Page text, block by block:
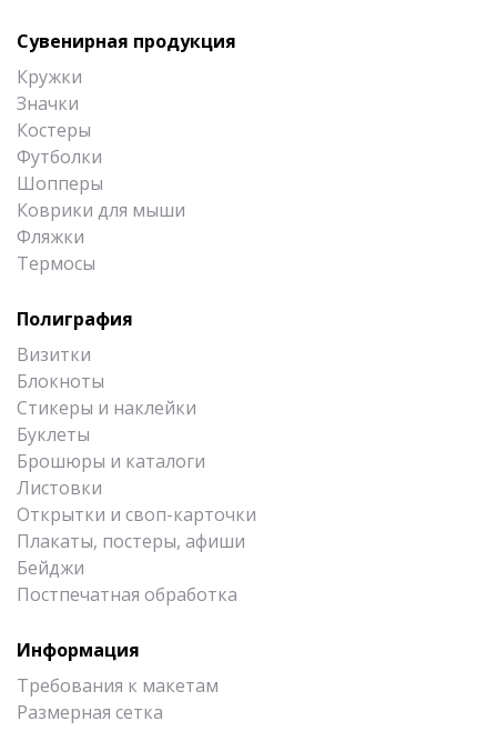
Сувенирная продукция
Кружки
Значки
Костеры
Футболки
Шопперы
Коврики для мыши
Фляжки
Термосы
Полиграфия
Визитки
Блокноты
Стикеры и наклейки
Буклеты
Брошюры и каталоги
Листовки
Открытки и своп-карточки
Плакаты, постеры, афиши
Бейджи
Постпечатная обработка
Информация
Требования к макетам
Размерная сетка